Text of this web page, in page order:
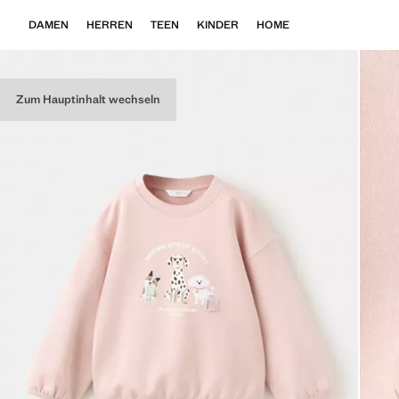
Zum Hauptinhalt wechseln
DAMEN HERREN TEEN KINDER HOME